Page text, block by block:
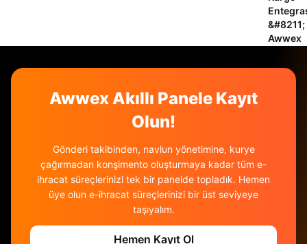
Awwex Akıllı Panele Kayıt
Olun!
Gönderi takibinden, navlun yönetimine, kurye
çağırmadan konşimento oluşturmaya kadar tüm e-
ihracat süreçlerinizi tek bir panelde topladık. Hemen
üye olun e-ihracat süreçlerinizi bir üst seviyeye
taşıyalım.
Hemen Kayıt Ol